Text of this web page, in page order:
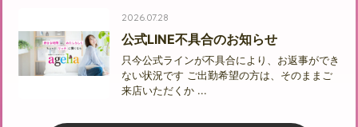
2026.07.28
公式LINE不具合のお知らせ
只今公式ラインが不具合により、お返事ができ
ない状況です ご出勤希望の方は、そのままご
来店いただくか ...